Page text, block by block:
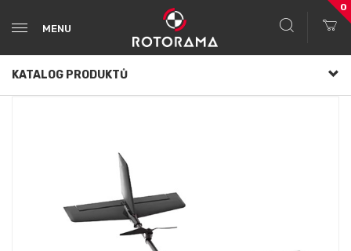
MENU
0
KATALOG PRODUKTŮ